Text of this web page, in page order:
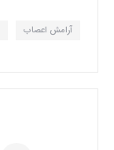
آرامش اعصاب